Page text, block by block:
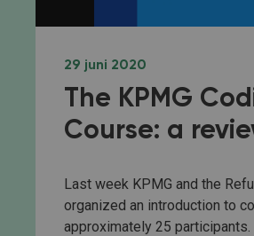
29 juni 2020
The KPMG
Course: a
Last week KPMG and the
organized an introduction to
approximately 25 participants.